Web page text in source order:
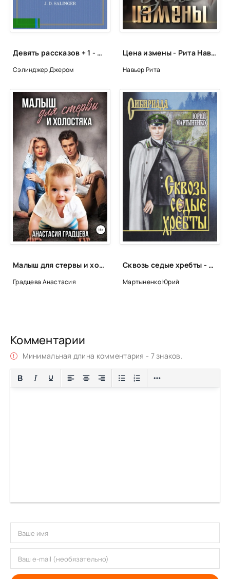
Девять рассказов + 1 - Джером Сэлинджер
Сэлинджер Джером
Цена измены - Рита Навьер
Навьер Рита
Малыш для стервы и холостяка - Анастасия Градцева
Градцева Анастасия
Сквозь седые хребты - Юрий Мартыненко
Мартыненко Юрий
Комментарии
Минимальная длина комментария - 7 знаков.